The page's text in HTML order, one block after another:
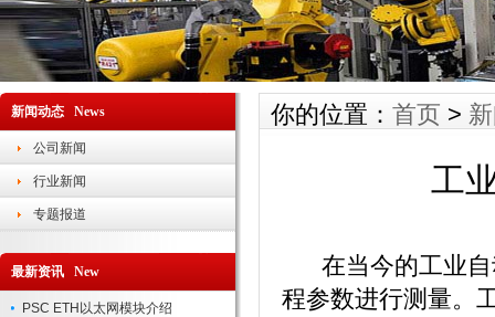
新闻动态 News
公司新闻
行业新闻
专题报道
最新资讯 New
PSC ETH以太网模块介绍
你的位置： 首页 >
工
在当今的工业自
程参数进行测量。